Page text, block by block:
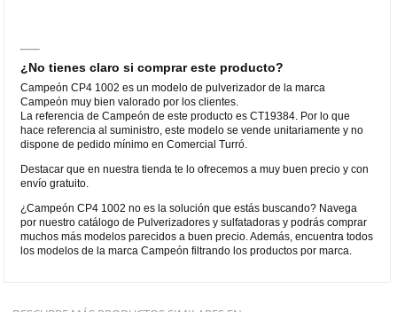
¿No tienes claro si comprar este producto?
Campeón CP4 1002 es un modelo de pulverizador de la marca
Campeón muy bien valorado por los clientes.
La referencia de Campeón de este producto es CT19384. Por lo que
hace referencia al suministro, este modelo se vende unitariamente y no
dispone de pedido mínimo en Comercial Turró.
Destacar que en nuestra tienda te lo ofrecemos a muy buen precio y con
envío gratuito.
¿Campeón CP4 1002 no es la solución que estás buscando? Navega
por nuestro catálogo de Pulverizadores y sulfatadoras y podrás comprar
muchos más modelos parecidos a buen precio. Además, encuentra todos
los modelos de la marca Campeón filtrando los productos por marca.